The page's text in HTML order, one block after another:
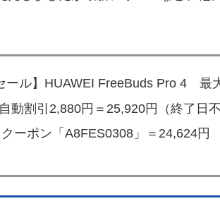
ール】HUAWEI FreeBuds Pro 4 最
動割引2,880円＝25,920円（終了日不
ーポン「A8FES0308」＝24,624円